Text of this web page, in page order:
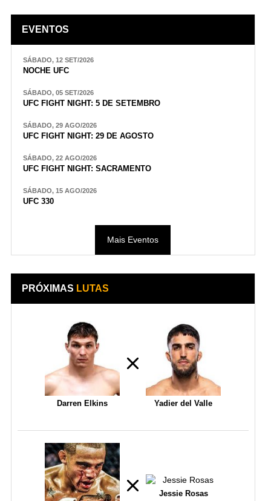
EVENTOS
SÁBADO, 12 SET/2026
NOCHE UFC
SÁBADO, 05 SET/2026
UFC FIGHT NIGHT: 5 DE SETEMBRO
SÁBADO, 29 AGO/2026
UFC FIGHT NIGHT: 29 DE AGOSTO
SÁBADO, 22 AGO/2026
UFC FIGHT NIGHT: SACRAMENTO
SÁBADO, 15 AGO/2026
UFC 330
Mais Eventos
PRÓXIMAS LUTAS
Darren Elkins Yadier del Valle
Jessie Rosas